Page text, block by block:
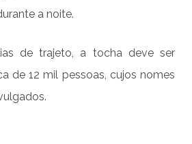
a noite.
de trajeto, a tocha deve ser
de 12 mil pessoas, cujos nomes